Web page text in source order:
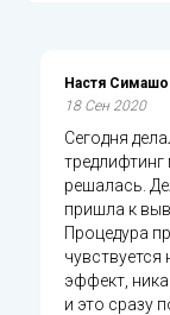
Настя
18 Сен 2020
Сегодня
решалась.
пришла к
Процедура
чувствуется
эффект,
и это сразу